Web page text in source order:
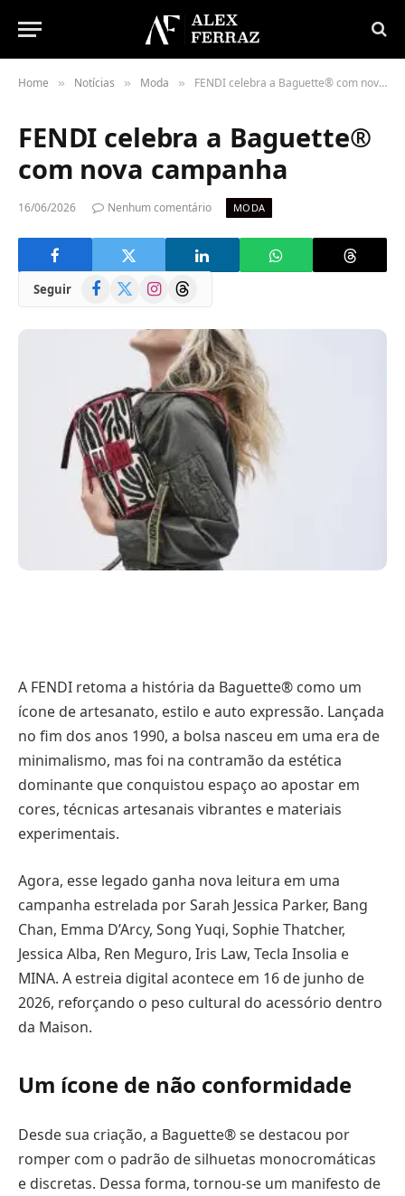
Home » Notícias » Moda » FENDI celebra a Baguette® com nova campanha
FENDI celebra a Baguette®
com nova campanha
16/06/2026 Nenhum comentário MODA
Seguir Facebook
(Twitter)
InstagramThreads
A FENDI retoma a história da Baguette® como um
ícone de artesanato, estilo e auto expressão. Lançada
no fim dos anos 1990, a bolsa nasceu em uma era de
minimalismo, mas foi na contramão da estética
dominante que conquistou espaço ao apostar em
cores, técnicas artesanais vibrantes e materiais
experimentais.
Agora, esse legado ganha nova leitura em uma
campanha estrelada por Sarah Jessica Parker, Bang
Chan, Emma D’Arcy, Song Yuqi, Sophie Thatcher,
Jessica Alba, Ren Meguro, Iris Law, Tecla Insolia e
MINA. A estreia digital acontece em 16 de junho de
2026, reforçando o peso cultural do acessório dentro
da Maison.
Um ícone de não conformidade
Desde sua criação, a Baguette® se destacou por
romper com o padrão de silhuetas monocromáticas
e discretas. Dessa forma, tornou-se um manifesto de